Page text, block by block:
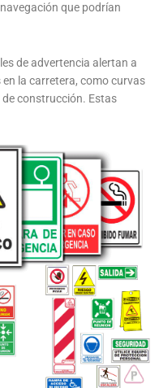
que podrían
de advertencia alertan a
la carretera, como curvas
construcción. Estas